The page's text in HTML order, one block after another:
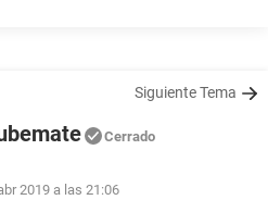
Siguiente Tema
Cerrado
2019 a las 21:06